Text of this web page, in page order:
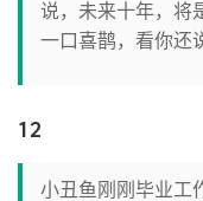
说，未来十年，将
一口喜鹊，看你还
12
小丑鱼刚刚毕业工